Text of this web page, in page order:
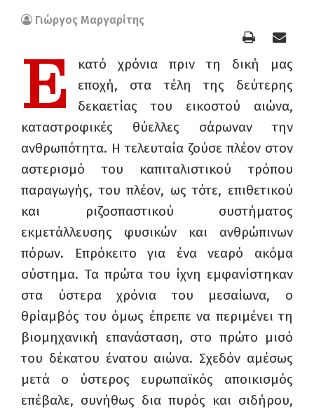
Γιώργος Μαργαρίτης
Ε
κατό χρόνια πριν τη δική μας
εποχή, στα τέλη της δεύτερης
δεκαετίας του εικοστού αιώνα,
καταστροφικές θύελλες σάρωναν την
ανθρωπότητα. Η τελευταία ζούσε πλέον στον
αστερισμό του καπιταλιστικού τρόπου
παραγωγής, του πλέον, ως τότε, επιθετικού
και ριζοσπαστικού συστήματος
εκμετάλλευσης φυσικών και ανθρώπινων
πόρων. Επρόκειτο για ένα νεαρό ακόμα
σύστημα. Τα πρώτα του ίχνη εμφανίστηκαν
στα ύστερα χρόνια του μεσαίωνα, ο
θρίαμβός του όμως έπρεπε να περιμένει τη
βιομηχανική επανάσταση, στο πρώτο μισό
του δέκατου ένατου αιώνα. Σχεδόν αμέσως
μετά ο ύστερος ευρωπαϊκός αποικισμός
επέβαλε, συνήθως δια πυρός και σιδήρου,